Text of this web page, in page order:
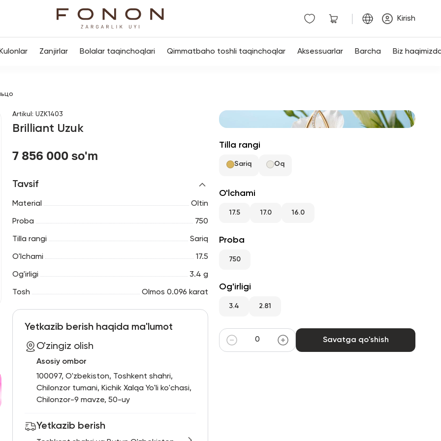
Kirish
Kulonlar Zanjirlar Bolalar taqinchoqlari Qimmatbaho toshli taqinchoqlar Aksessuarlar Barcha Biz
Artikul : UZK1403
Brilliant Uzuk
7 856 000 so'm
Tavsif
Material Oltin
Proba 750
Tilla rangi Sariq
O'lchami 17.5
Og'irligi 3.4 g
Tosh Olmos 0.096 karat
Yetkazib berish haqida ma'lumot
O'zingiz olish
Asosiy ombor
100097, O'zbekiston, Toshkent shahri,
Chilonzor tumani, Kichik Xalqa Yo'li ko'chasi,
Chilonzor-9 mavze, 50-uy
Yetkazib berish
Tilla rangi
Sariq Oq
O'lchami
17.5 17.0 16.0
Proba
750
Og'irligi
3.4 2.81
Savatga qo'shish